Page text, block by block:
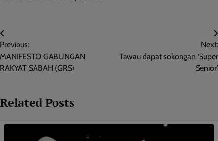
Post
navigation
Previous:
MANIFESTO GABUNGAN
RAKYAT SABAH (GRS)
Next:
Tawau dapat sokongan ‘Super
Senior’
Related Posts